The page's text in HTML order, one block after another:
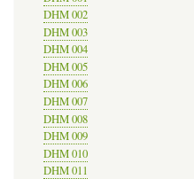
DHM 002
DHM 003
DHM 004
DHM 005
DHM 006
DHM 007
DHM 008
DHM 009
DHM 010
DHM 011